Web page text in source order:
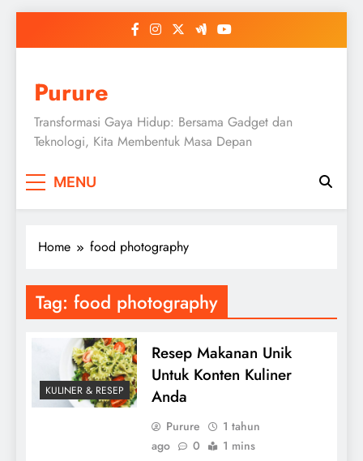
Purure
Transformasi Gaya Hidup: Bersama Gadget dan
Teknologi, Kita Membentuk Masa Depan
MENU
Home food photography
Tag: food photography
KULINER & RESEP
Resep Makanan Unik
Untuk Konten Kuliner
Anda
Purure
1 tahun
ago
0 1 mins